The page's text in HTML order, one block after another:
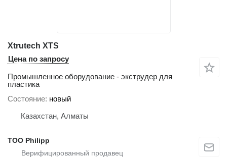
Xtrutech XTS
Цена по запросу
Промышленное оборудование - экструдер для
пластика
Состояние новый
Казахстан, Алматы
ТОО Philipp